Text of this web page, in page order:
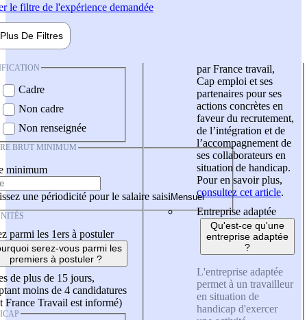
le filtre de l'expérience demandée
Plus De Filtres
Cadre
Non cadre
Non renseignée
BRUT MINIMUM
minimum
une périodicité pour le salaire saisi
parmi les 1ers à postuler
serez-vous parmi les
premiers à postuler ?
de plus de 15 jours,
moins de 4 candidatures
France Travail est informé)
par France travail,
Cap emploi et ses
partenaires pour ses
actions concrètes en
faveur du recrutement,
de l’intégration et de
l’accompagnement de
ses collaborateurs en
situation de handicap.
Pour en savoir plus,
consultez cet article.
Entreprise adaptée
Qu'est-ce qu'une
entreprise adaptée
?
L'entreprise adaptée
permet à un travailleur
en situation de
handicap d'exercer